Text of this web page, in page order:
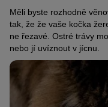
Měli byste rozhodně
tak, že že vaše kočka
ne řezavé. Ostré trávy
nebo jí uvíznout v jícnu.